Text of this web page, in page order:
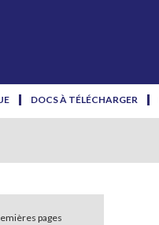
DOCS À TÉLÉCHARGER
pages